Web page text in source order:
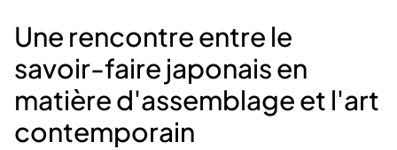
Une rencontre entre le
savoir-faire japonais en
matière d'assemblage et l'art
contemporain